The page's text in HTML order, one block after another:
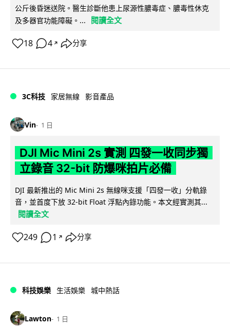
公斤後昏迷送院。醫生診斷他患上尿源性膿毒症、膿毒性休克
及多器官功能障礙。...
閱讀全文
18 4 ↗ 分享
3C科技 家居無線 影音產品
Vin 1 日
DJI Mic Mini 2s 實測 四發一收同步獨
立錄音 32-bit 防爆咪拍片必備
DJI 最新推出的 Mic Mini 2s 無線咪支援「四發一收」分軌錄
音，並首度下放 32-bit Float 浮點內錄功能。本文經實測其...
閱讀全文
249 1 ↗ 分享
科技娛樂 生活娛樂 城中熱話
Lawton 1 日